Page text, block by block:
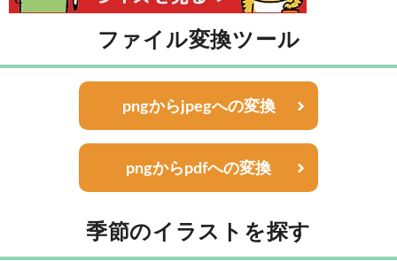
ファイル変換ツール
pngからjpegへの変換
pngからpdfへの変換
季節のイラストを探す